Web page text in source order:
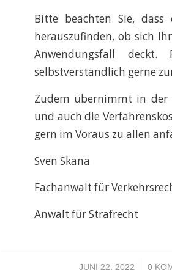
Bitte beachten Sie,
herauszufinden, ob sich
Anwendungsfall
selbstverständlich gerne
Zudem übernimmt in der
und auch die
gern im Voraus zu allen
Sven Skana
Fachanwalt für
Anwalt für Strafrecht
JUNI 22, 2022
/ 0